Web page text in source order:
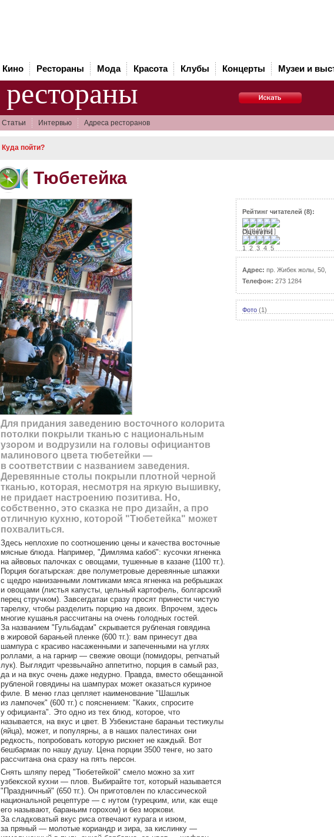
Кино Рестораны Мода Красота Клубы Концерты Музеи и
рестораны
Статьи Интервью Адреса ресторанов
Куда пойти?
Тюбетейка
Рейтинг читателей (8):
Оценить:
Адрес: пр. Жибек жолы, 50,
Телефон: 273 1284
Фото (1)
Для придания заведению восточного колорита
потолки покрыли тканью с национальным
узором и водрузили на головы официантов
малинового цвета тюбетейки —
в соответствии с названием заведения.
Деревянные столы покрыли плотной черной
тканью, которая, несмотря на яркую вышивку,
не придает настроению позитива. Но,
собственно, это сказка не про дизайн, а про
отличную кухню, которой "Тюбетейка" может
похвалиться.
Здесь неплохие по соотношению цены и качества восточные
мясные блюда. Например, "Димляма кабоб": кусочки ягненка
на айвовых палочках с овощами, тушенные в казане (1100 тг.).
Порция богатырская: две полуметровые деревянные шпажки
с щедро нанизанными ломтиками мяса ягненка на ребрышках
и овощами (листья капусты, цельный картофель, болгарский
перец стручком). Завсегдатаи сразу просят принести чистую
тарелку, чтобы разделить порцию на двоих. Впрочем, здесь
многие кушанья рассчитаны на очень голодных гостей.
За названием "Гульбадам" скрывается рубленая говядина
в жировой бараньей пленке (600 тг.): вам принесут два
шампура с красиво насаженными и запеченными на углях
роллами, а на гарнир — свежие овощи (помидоры, репчатый
лук). Выглядит чрезвычайно аппетитно, порция в самый раз,
да и на вкус очень даже недурно. Правда, вместо обещанной
рубленой говядины на шампурах может оказаться куриное
филе. В меню глаз цепляет наименование "Шашлык
из лампочек" (600 тг.) с пояснением: "Каких, спросите
у официанта". Это одно из тех блюд, которое, что
называется, на вкус и цвет. В Узбекистане бараньи тестикулы
(яйца), может, и популярны, а в наших палестинах они
редкость, попробовать которую рискнет не каждый. Вот
бешбармак по нашу душу. Цена порции 3500 тенге, но зато
рассчитана она сразу на пять персон.
Снять шляпу перед "Тюбетейкой" смело можно за хит
узбекской кухни — плов. Выбирайте тот, который называется
"Праздничный" (650 тг.). Он приготовлен по классической
национальной рецептуре — с нутом (турецким, или, как еще
его называют, бараньим горохом) и без моркови.
За сладковатый вкус риса отвечают курага и изюм,
за пряный — молотые кориандр и зира, за кислинку —